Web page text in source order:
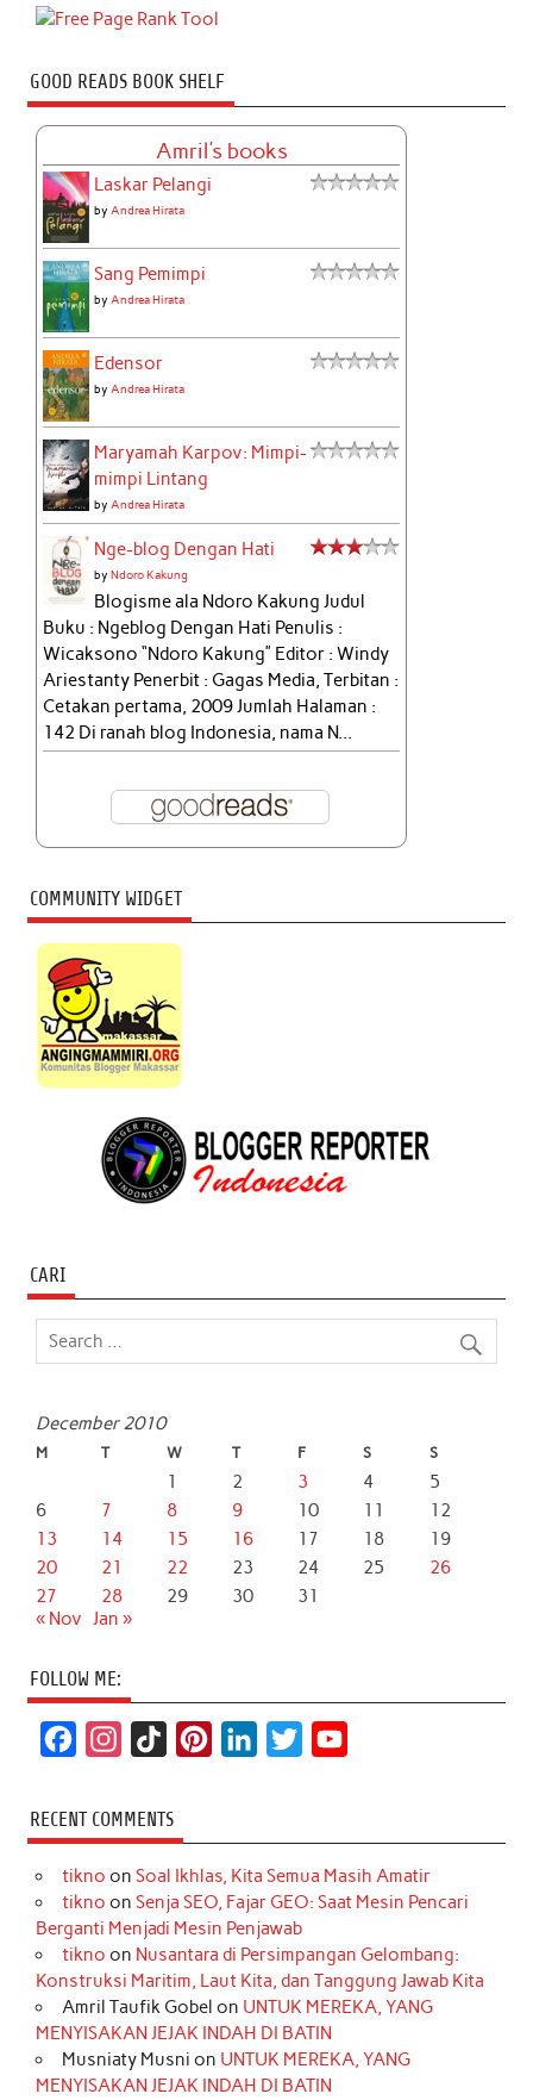
GOOD READS BOOK SHELF
Amril's books
Laskar Pelangi
byAndrea Hirata
Sang Pemimpi
byAndrea Hirata
Edensor
byAndrea Hirata
Maryamah Karpov: Mimpi-
mimpi Lintang
byAndrea Hirata
Nge-blog Dengan Hati
byNdoro Kakung
Blogisme ala Ndoro Kakung Judul
Buku : Ngeblog Dengan Hati Penulis :
Wicaksono “Ndoro Kakung” Editor : Windy
Ariestanty Penerbit : Gagas Media, Terbitan :
Cetakan pertama, 2009 Jumlah Halaman :
142 Di ranah blog Indonesia, nama N...
COMMUNITY WIDGET
CARI
December 2010
M T W T F S S
1 2 3 4
5
6
7 8 9 10 11
12
13
14 15 16 17 18
19
20
21 22 23 24 25
26
27
28 29 30
31
« Nov Jan »
FOLLOW ME:
c
e
b
o
k
s
t
a
r
a
m
k
T
o
k
t
e
r
e
s
t
k
e
d
I
n
t
t
r
T
u
e
RECENT COMMENTS
tikno on Soal Ikhlas, Kita Semua Masih Amatir
tikno on Senja SEO, Fajar GEO: Saat Mesin Pencari
Berganti Menjadi Mesin Penjawab
tikno on Nusantara di Persimpangan Gelombang:
Konstruksi Maritim, Laut Kita, dan Tanggung Jawab Kita
Amril Taufik Gobel on UNTUK MEREKA, YANG
MENYISAKAN JEJAK INDAH DI BATIN
Musniaty Musni on UNTUK MEREKA, YANG
MENYISAKAN JEJAK INDAH DI BATIN